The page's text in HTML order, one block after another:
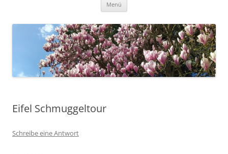
Menü
Eifel Schmuggeltour
Schreibe eine Antwort